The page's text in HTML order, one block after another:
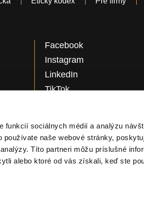
funkcií sociálnych médií a analýzu
naše webové stránky,
Títo partneri môžu príslušné
alebo ktoré od vás získali, keď ste
Facebook
Instagram
LinkedIn
TikTok